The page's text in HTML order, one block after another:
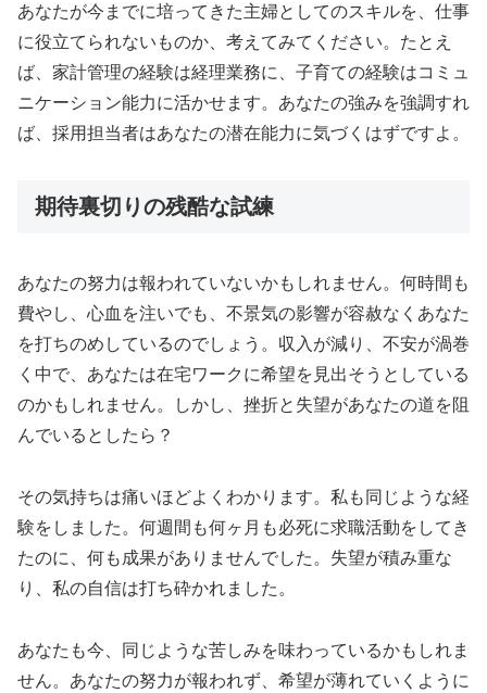
あなたが今までに培ってきた主婦としてのスキルを、仕事
に役立てられないものか、考えてみてください。たとえ
ば、家計管理の経験は経理業務に、子育ての経験はコミュ
ニケーション能力に活かせます。あなたの強みを強調すれ
ば、採用担当者はあなたの潜在能力に気づくはずですよ。
期待裏切りの残酷な試練
あなたの努力は報われていないかもしれません。何時間も
費やし、心血を注いでも、不景気の影響が容赦なくあなた
を打ちのめしているのでしょう。収入が減り、不安が渦巻
く中で、あなたは在宅ワークに希望を見出そうとしている
のかもしれません。しかし、挫折と失望があなたの道を阻
んでいるとしたら？
その気持ちは痛いほどよくわかります。私も同じような経
験をしました。何週間も何ヶ月も必死に求職活動をしてき
たのに、何も成果がありませんでした。失望が積み重な
り、私の自信は打ち砕かれました。
あなたも今、同じような苦しみを味わっているかもしれま
せん。あなたの努力が報われず、希望が薄れていくように